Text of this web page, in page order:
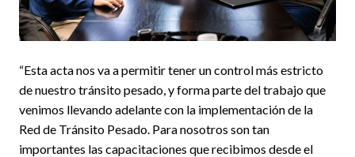
“Esta acta nos va a permitir tener un control más estricto
de nuestro tránsito pesado, y forma parte del trabajo que
venimos llevando adelante con la implementación de la
Red de Tránsito Pesado. Para nosotros son tan
importantes las capacitaciones que recibimos desde el